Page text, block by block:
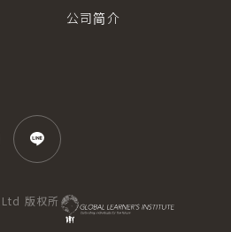
公司简介
版权所